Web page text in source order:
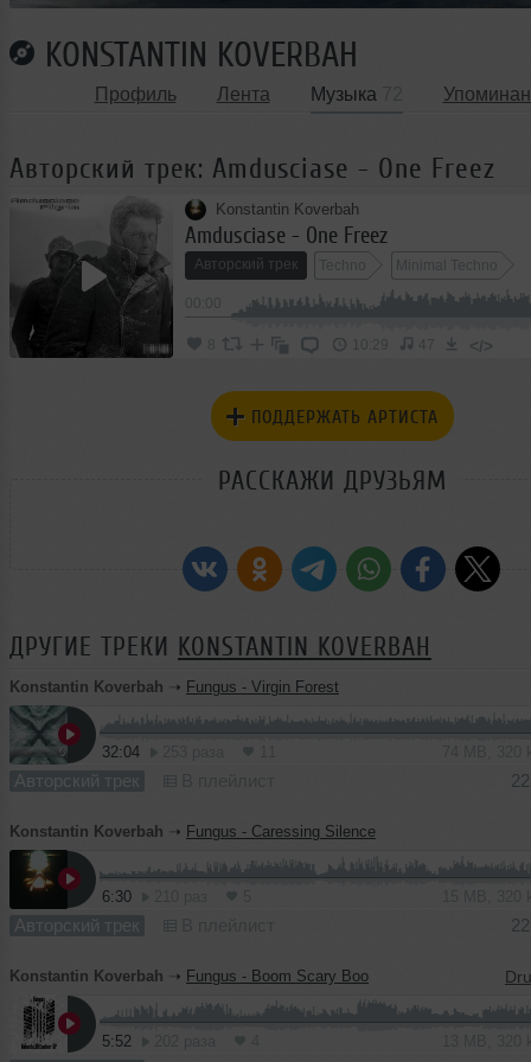
KONSTANTIN KOVERBAH
Профиль Лента Музыка
Авторский трек: Amdusciase - One Freez
Konstantin Koverbah
Amdusciase - One Freez
Авторский трек Techno Minimal Techno
10:29 47 </>
ПОДДЕРЖАТЬ АРТИСТА
РАССКАЖИ ДРУЗЬЯМ
ДРУГИЕ ТРЕКИ KONSTANTIN KOVERBAH
Konstantin Koverbah ➝ Fungus - Virgin Forest
32:04
Авторский трек
Konstantin Koverbah ➝ Fungus - Caressing Silence
6:30
Авторский трек
Konstantin Koverbah ➝ Fungus - Boom Scary Boo
5:52